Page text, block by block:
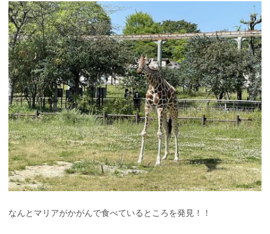
なんとマリアがかがんで食べているところを発見！！